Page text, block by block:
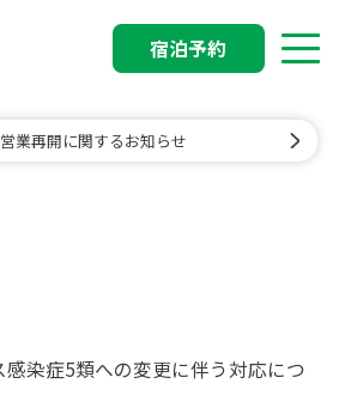
営業再開に関するお知らせ
宿泊予約
染症5類への変更に伴う対応につ